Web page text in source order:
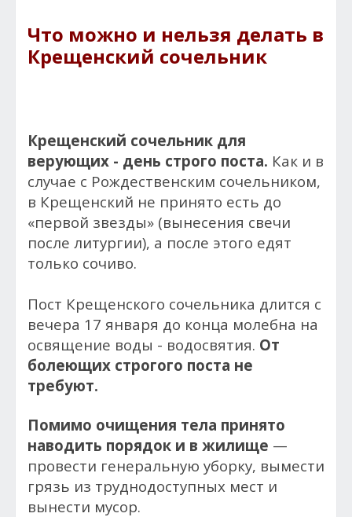
Что можно и нельзя делать в
Крещенский сочельник
Крещенский сочельник для
верующих - день строго поста. Как и в
случае с Рождественским сочельником,
в Крещенский не принято есть до
«первой звезды» (вынесения свечи
после литургии), а после этого едят
только сочиво.
Пост Крещенского сочельника длится с
вечера 17 января до конца молебна на
освящение воды - водосвятия. От
болеющих строгого поста не
требуют.
Помимо очищения тела принято
наводить порядок и в жилище —
провести генеральную уборку, вымести
грязь из труднодоступных мест и
вынести мусор.